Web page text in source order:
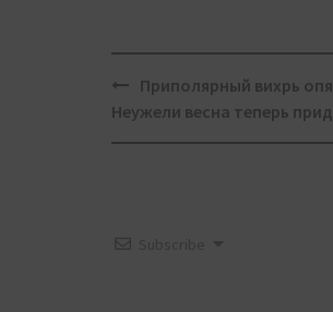
Post
navigation
Приполярный вихрь
Неужели весна теперь